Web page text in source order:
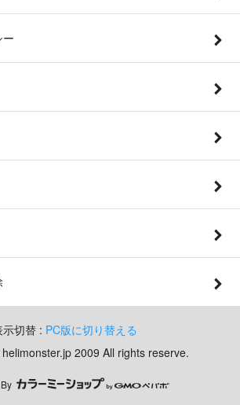
示切替 : PC版に切り替える
2009 All rights reserve.